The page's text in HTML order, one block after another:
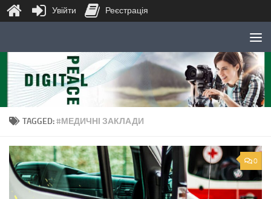
Skip to content
TAGGED:#МЕДИЧНІ ЗАКЛАДИ
0
Увійти Реєстрація